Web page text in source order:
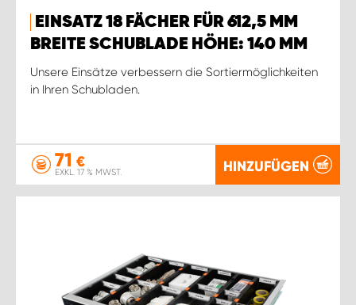
EINSATZ 18 FÄCHER FÜR 612,5 MM
BREITE SCHUBLADE HÖHE: 140 MM
Unsere Einsätze verbessern die Sortiermöglichkeiten
in Ihren Schubladen.
71 €
EXKL. 17 % MWST. HINZUFÜGEN